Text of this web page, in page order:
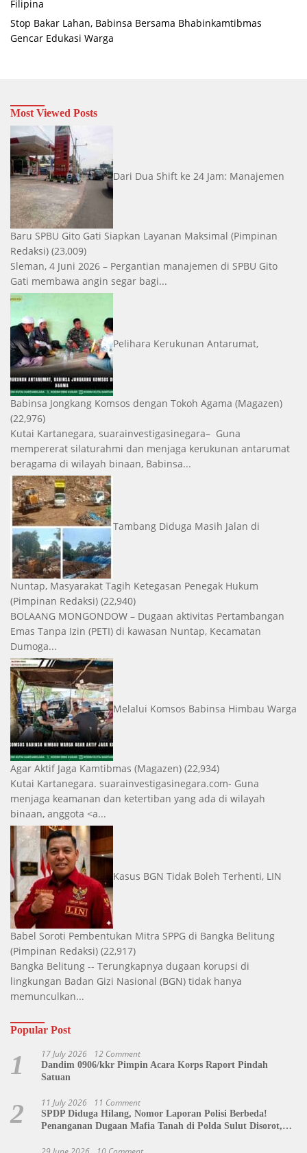
Filipina
Stop Bakar Lahan, Babinsa Bersama Bhabinkamtibmas
Gencar Edukasi Warga
Most Viewed Posts
Dari Dua Shift ke 24 Jam: Manajemen
Baru SPBU Gito Gati Siapkan Layanan Maksimal (Pimpinan
Redaksi) (23,009)
Sleman, 4 Juni 2026 – Pergantian manajemen di SPBU Gito
Gati membawa angin segar bagi...
Pelihara Kerukunan Antarumat,
Babinsa Jongkang Komsos dengan Tokoh Agama (Magazen)
(22,976)
Kutai Kartanegara, suarainvestigasinegara– Guna
mempererat silaturahmi dan menjaga kerukunan antarumat
beragama di wilayah binaan, Babinsa...
Tambang Diduga Masih Jalan di
Nuntap, Masyarakat Tagih Ketegasan Penegak Hukum
(Pimpinan Redaksi) (22,940)
BOLAANG MONGONDOW – Dugaan aktivitas Pertambangan
Emas Tanpa Izin (PETI) di kawasan Nuntap, Kecamatan
Dumoga...
Melalui Komsos Babinsa Himbau Warga
Agar Aktif Jaga Kamtibmas (Magazen) (22,934)
Kutai Kartanegara. suarainvestigasinegara.com- Guna
menjaga keamanan dan ketertiban yang ada di wilayah
binaan, anggota <a...
Kasus BGN Tidak Boleh Terhenti, LIN
Babel Soroti Pembentukan Mitra SPPG di Bangka Belitung
(Pimpinan Redaksi) (22,917)
Bangka Belitung -- Terungkapnya dugaan korupsi di
lingkungan Badan Gizi Nasional (BGN) tidak hanya
memunculkan...
Popular Post
1 17 July 2026 12 Comment
Dandim 0906/kkr Pimpin Acara Korps Raport Pindah
Satuan
2 11 July 2026 11 Comment
SPDP Diduga Hilang, Nomor Laporan Polisi Berbeda!
Penanganan Dugaan Mafia Tanah di Polda Sulut Disorot,